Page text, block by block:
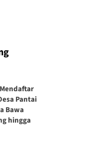
Pantai
Bawa
hingga